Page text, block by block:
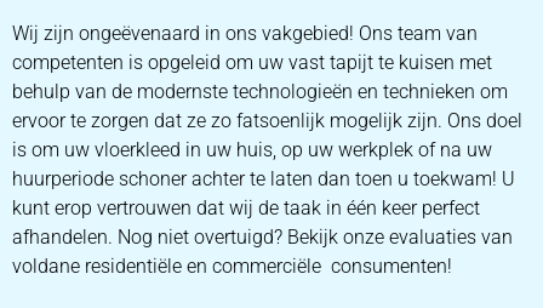
Wij zijn ongeëvenaard in ons vakgebied! Ons team van
competenten is opgeleid om uw vast tapijt te kuisen met
behulp van de modernste technologieën en technieken om
ervoor te zorgen dat ze zo fatsoenlijk mogelijk zijn. Ons doel
is om uw vloerkleed in uw huis, op uw werkplek of na uw
huurperiode schoner achter te laten dan toen u toekwam! U
kunt erop vertrouwen dat wij de taak in één keer perfect
afhandelen. Nog niet overtuigd? Bekijk onze evaluaties van
voldane residentiële en commerciële consumenten!